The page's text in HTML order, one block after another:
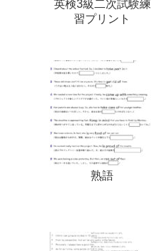
英検3級二次試験練
習プリント
熟語